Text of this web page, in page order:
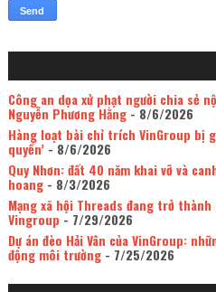
Công an dọa xử phạt người chia sẻ
Nguyễn Phương Hằng- 8/6/2026
Hàng loạt bài chỉ trích VinGroup bị
quyền’- 8/6/2026
Quy Nhơn: đất 40 năm khai vỡ và
hoang- 8/3/2026
Mạng xã hội Threads đang trở
Vingroup - 7/29/2026
Dự án đèo Hải Vân của VinGroup:
động môi trường- 7/25/2026